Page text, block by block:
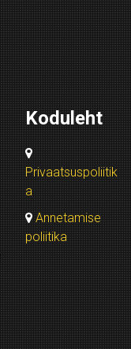
Koduleht
Privaatsuspoliitik
a
Annetamise
poliitika